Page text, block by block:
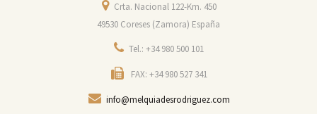
Crta. Nacional 122-Km. 450
49530 Coreses (Zamora) España
Tel.: +34 980 500 101
FAX: +34 980 527 341
info@melquiadesrodriguez.com